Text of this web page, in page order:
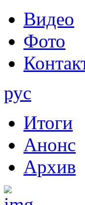
Видео
Фото
рус
Итоги
Анонс
Архив